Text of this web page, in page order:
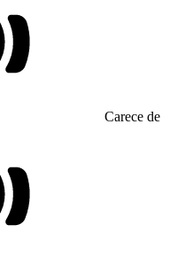
Carece de